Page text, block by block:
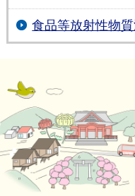
食品等放射性物